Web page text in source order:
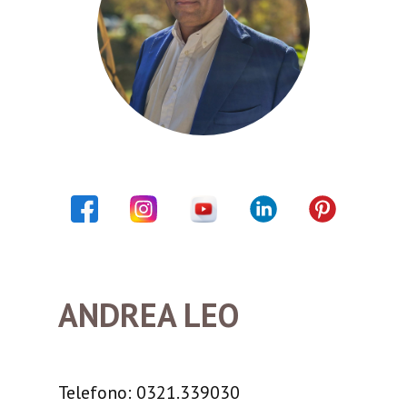
ANDREA LEO
Telefono: 0321.339030